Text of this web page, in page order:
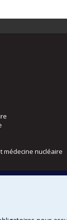
médecine nucléaire